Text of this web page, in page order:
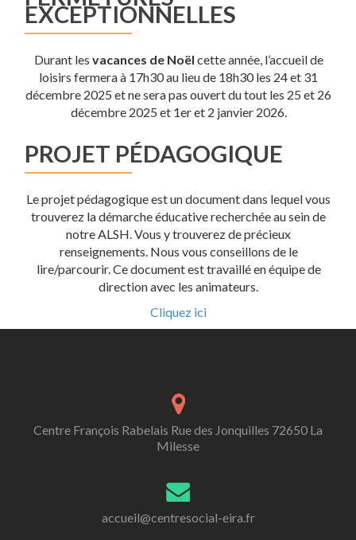
EXCEPTIONNELLES
Durant les vacances de Noël cette année, l’accueil de
loisirs fermera à 17h30 au lieu de 18h30 les 24 et 31
décembre 2025 et ne sera pas ouvert du tout les 25 et 26
décembre 2025 et 1er et 2 janvier 2026.
PROJET PÉDAGOGIQUE
Le projet pédagogique est un document dans lequel vous
trouverez la démarche éducative recherchée au sein de
notre ALSH. Vous y trouverez de précieux
renseignements. Nous vous conseillons de le
lire/parcourir. Ce document est travaillé en équipe de
direction avec les animateurs.
Cliquez ici
Centre François Rabelais Rue des Jonquilles 72650 La
Milesse
accueil@centresocial-eira.fr